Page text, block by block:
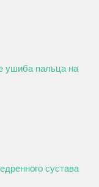
ушиба пальца на
сустава